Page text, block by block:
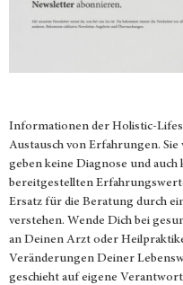
Informationen der Holistic-
Austausch von Erfahrungen.
geben keine Diagnose und
bereitgestellten
Ersatz für die Beratung durch
verstehen. Wende Dich bei
an Deinen Arzt oder
Veränderungen Deiner
geschieht auf eigene